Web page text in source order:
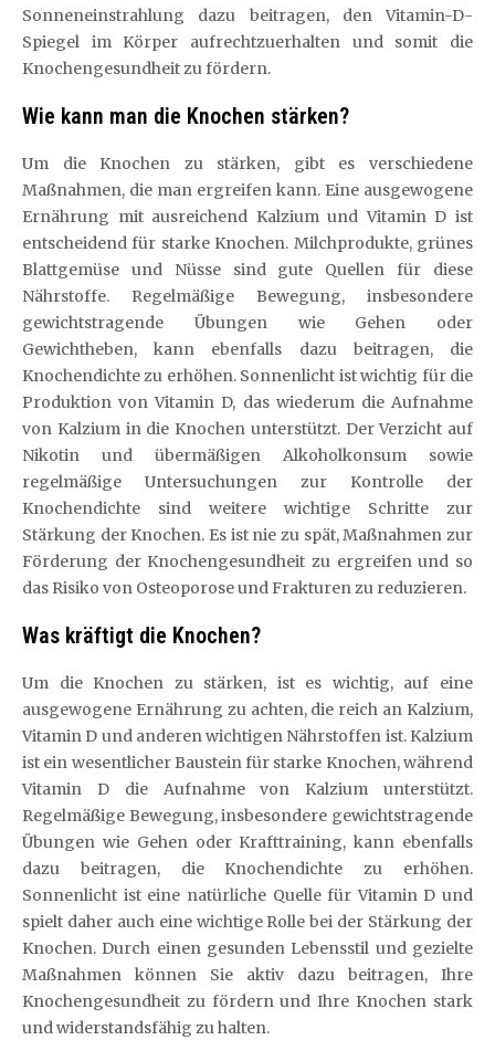
Sonneneinstrahlung dazu beitragen, den Vitamin-D-
Spiegel im Körper aufrechtzuerhalten und somit die
Knochengesundheit zu fördern.
Wie kann man die Knochen stärken?
Um die Knochen zu stärken, gibt es verschiedene
Maßnahmen, die man ergreifen kann. Eine ausgewogene
Ernährung mit ausreichend Kalzium und Vitamin D ist
entscheidend für starke Knochen. Milchprodukte, grünes
Blattgemüse und Nüsse sind gute Quellen für diese
Nährstoffe. Regelmäßige Bewegung, insbesondere
gewichtstragende Übungen wie Gehen oder
Gewichtheben, kann ebenfalls dazu beitragen, die
Knochendichte zu erhöhen. Sonnenlicht ist wichtig für die
Produktion von Vitamin D, das wiederum die Aufnahme
von Kalzium in die Knochen unterstützt. Der Verzicht auf
Nikotin und übermäßigen Alkoholkonsum sowie
regelmäßige Untersuchungen zur Kontrolle der
Knochendichte sind weitere wichtige Schritte zur
Stärkung der Knochen. Es ist nie zu spät, Maßnahmen zur
Förderung der Knochengesundheit zu ergreifen und so
das Risiko von Osteoporose und Frakturen zu reduzieren.
Was kräftigt die Knochen?
Um die Knochen zu stärken, ist es wichtig, auf eine
ausgewogene Ernährung zu achten, die reich an Kalzium,
Vitamin D und anderen wichtigen Nährstoffen ist. Kalzium
ist ein wesentlicher Baustein für starke Knochen, während
Vitamin D die Aufnahme von Kalzium unterstützt.
Regelmäßige Bewegung, insbesondere gewichtstragende
Übungen wie Gehen oder Krafttraining, kann ebenfalls
dazu beitragen, die Knochendichte zu erhöhen.
Sonnenlicht ist eine natürliche Quelle für Vitamin D und
spielt daher auch eine wichtige Rolle bei der Stärkung der
Knochen. Durch einen gesunden Lebensstil und gezielte
Maßnahmen können Sie aktiv dazu beitragen, Ihre
Knochengesundheit zu fördern und Ihre Knochen stark
und widerstandsfähig zu halten.